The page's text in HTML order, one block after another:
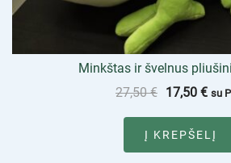
Minkštas ir švelnus
27,50€ 17,50 € su
Į KREPŠELĮ